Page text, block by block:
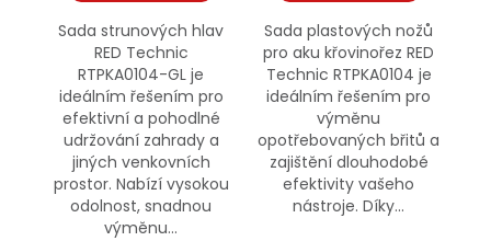
Sada strunových hlav
RED Technic
RTPKA0104-GL je
ideálním řešením pro
efektivní a pohodlné
udržování zahrady a
jiných venkovních
prostor. Nabízí vysokou
odolnost, snadnou
výměnu...
Sada plastových nožů
pro aku křovinořez RED
Technic RTPKA0104 je
ideálním řešením pro
výměnu
opotřebovaných břitů a
zajištění dlouhodobé
efektivity vašeho
nástroje. Díky...